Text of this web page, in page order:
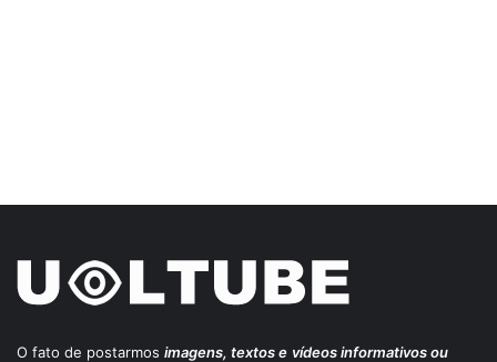
O fato de postarmos imagens, textos e vídeos informativos ou